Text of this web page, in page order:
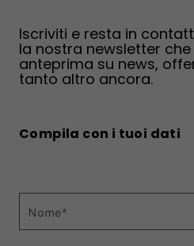
Iscriviti e resta in
la nostra newsletter
anteprima su news,
tanto altro ancora.
Compila con i tuoi dati
Nome*